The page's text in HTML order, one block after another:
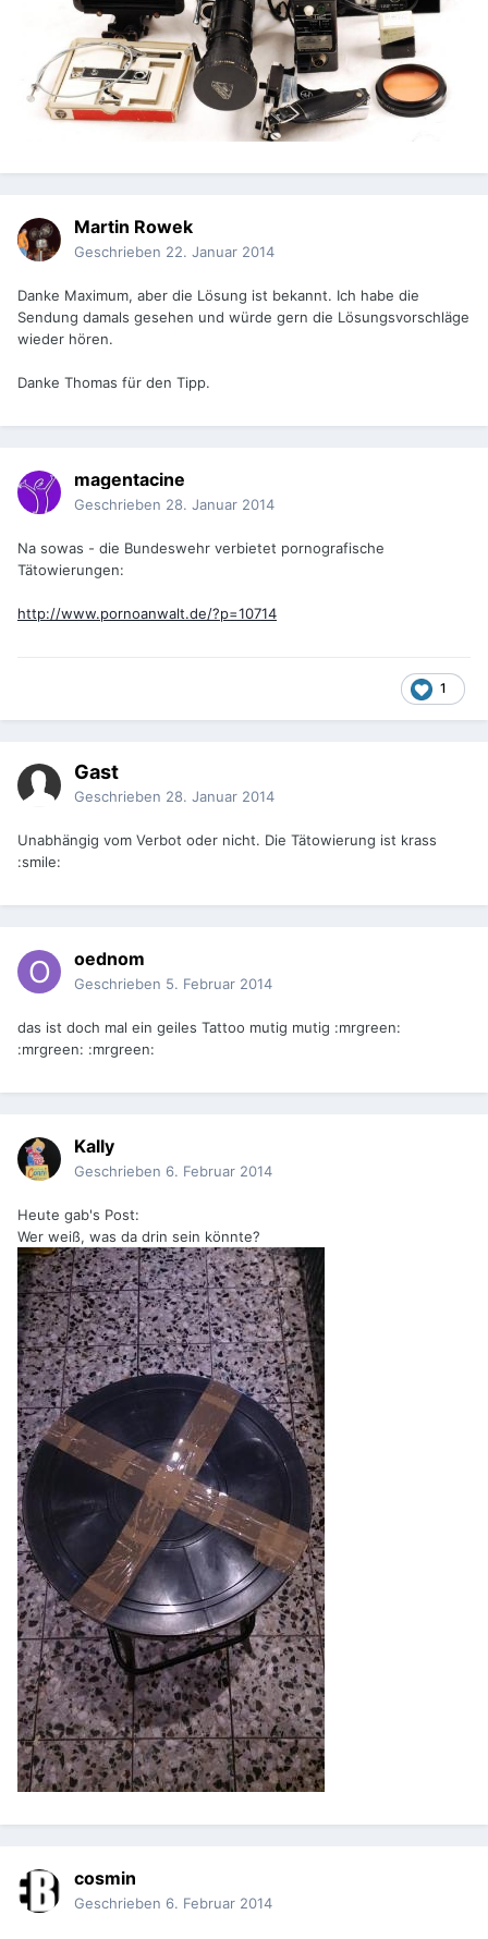
Martin Rowek
Geschrieben 22. Januar 2014
Danke Maximum, aber die Lösung ist bekannt. Ich habe die
Sendung damals gesehen und würde gern die Lösungsvorschläge
wieder hören.
Danke Thomas für den Tipp.
magentacine
Geschrieben 28. Januar 2014
Na sowas - die Bundeswehr verbietet pornografische
Tätowierungen:
http://www.pornoanwalt.de/?p=10714
1
Gast
Geschrieben 28. Januar 2014
Unabhängig vom Verbot oder nicht. Die Tätowierung ist krass
:smile:
oednom
Geschrieben 5. Februar 2014
das ist doch mal ein geiles Tattoo mutig mutig :mrgreen:
:mrgreen: :mrgreen:
Kally
Geschrieben 6. Februar 2014
Heute gab's Post:
Wer weiß, was da drin sein könnte?
cosmin
Geschrieben 6. Februar 2014